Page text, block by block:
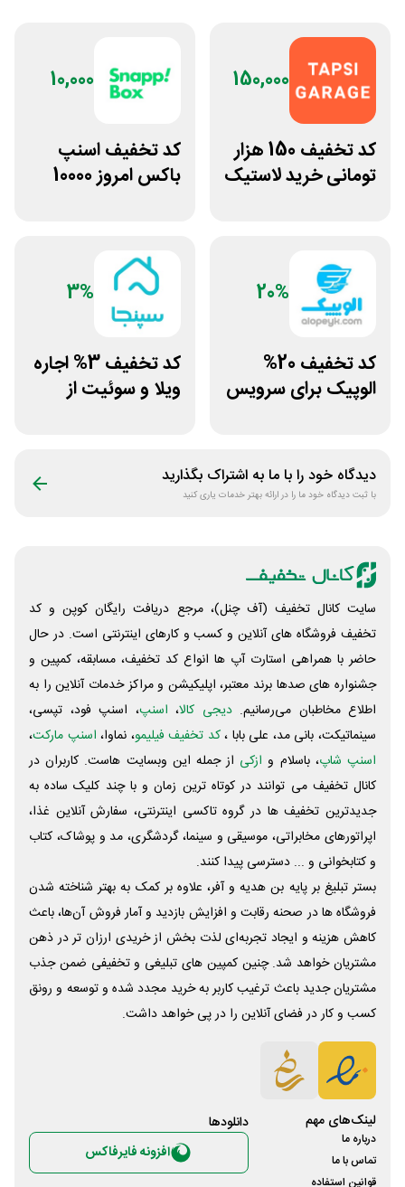
150,000
کد تخفیف 150 هزار
تومانی خرید لاستیک
10,000
کد تخفیف اسنپ
باکس امروز 10000
20%
کد تخفیف 20%
الوپیک برای سرویس
3%
کد تخفیف 3% اجاره
ویلا و سوئیت از
دیدگاه خود را با ما به اشتراک بگذارید
با ثبت دیدگاه خود ما را در ارائه بهتر خدمات یاری کنید
سایت کانال تخفیف (آف چنل)، مرجع دریافت رایگان کوپن و کد
تخفیف فروشگاه های آنلاین و کسب و‌ کارهای اینترنتی است. در حال
حاضر با همراهی استارت آپ ها انواع کد تخفیف، مسابقه، کمپین و
جشنواره های صدها برند معتبر، اپلیکیشن و مراکز خدمات آنلاین را به
اطلاع مخاطبان می‌رسانیم. دیجی کالا، اسنپ، اسنپ فود، تپسی،
سینماتیکت، بانی مد، علی‌ بابا ،کد تخفیف فیلیمو، نماوا، اسنپ مارکت،
اسنپ شاپ، باسلام و ازکی از جمله این وبسایت ‌هاست. کاربران در
کانال تخفیف می توانند در کوتاه ترین زمان و با چند کلیک ساده به
جدیدترین تخفیف ها در گروه تاکسی اینترنتی، سفارش آنلاین غذا،
اپراتورهای مخابراتی، موسیقی و سینما، گردشگری، مد و پوشاک، کتاب
و کتابخوانی و ... دسترسی پیدا کنند.
بستر تبلیغ بر پایه بن هدیه و آفر، علاوه بر کمک به بهتر شناخته شدن
فروشگاه ها در صحنه رقابت و افزایش بازدید و آمار فروش آن‌ها، باعث
کاهش هزینه و ایجاد تجربه‌ای لذت بخش از خریدی ارزان تر در ذهن
مشتریان خواهد شد. چنین کمپین های تبلیغی و تخفیفی ضمن جذب
مشتریان جدید باعث ترغیب کاربر به خرید مجدد شده و توسعه و رونق
کسب و کار در فضای آنلاین را در پی خواهد داشت.
لینک‌های مهم
درباره ما
تماس با ما
قوانین استفاده
دانلود‌ها
افزونه فایرفاکس